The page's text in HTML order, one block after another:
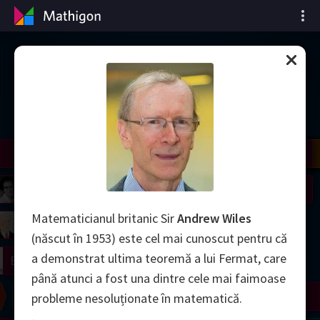
Cronologia matematicii
Perelman
Zhang
Daubechies
Wiles
Shamir
Yau
Thurston
Conway
Langlands
Grothendieck
Wilkins
Lorenz
Erdős
Chern
Matematicianul britanic SirAndrew Wiles
(născut în 1953) este cel mai cunoscut pentru că
a demonstrat ultima teoremă a lui Fermat, care
până atunci a fost una dintre cele mai faimoase
probleme nesoluționate în matematică.